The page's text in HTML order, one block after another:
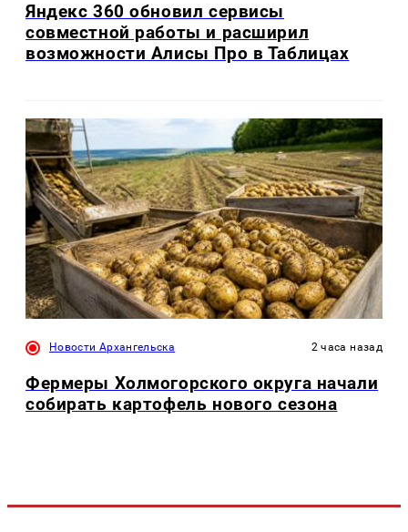
Яндекс 360 обновил сервисы
совместной работы и расширил
возможности Алисы Про в Таблицах
Новости Архангельска 2 часа назад
Фермеры Холмогорского округа начали
собирать картофель нового сезона